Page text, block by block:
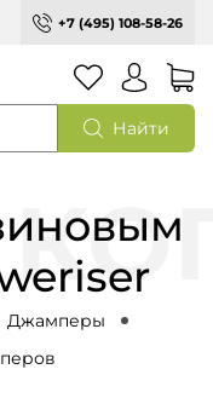
+7 (495) 108-58-26
Найти
Джамперы